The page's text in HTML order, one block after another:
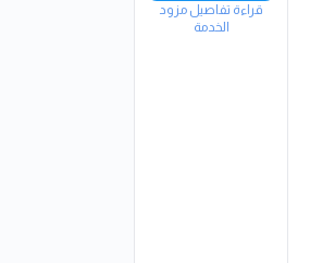
قراءة تفاصيل مزود
الخدمة